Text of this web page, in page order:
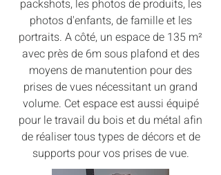
packshots, les photos de produits, les
photos d'enfants, de famille et les
portraits. A côté, un espace de 135 m²
avec près de 6m sous plafond et des
moyens de manutention pour des
prises de vues nécessitant un grand
volume. Cet espace est aussi équipé
pour le travail du bois et du métal afin
de réaliser tous types de décors et de
supports pour vos prises de vue.